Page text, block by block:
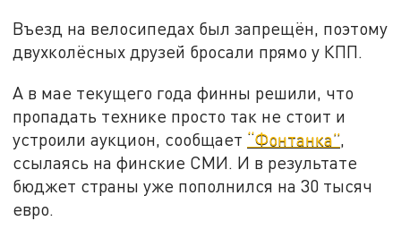
Въезд на велосипедах был запрещён, поэтому
двухколёсных друзей бросали прямо у КПП.
А в мае текущего года финны решили, что
пропадать технике просто так не стоит и
устроили аукцион, сообщает “Фонтанка”,
ссылаясь на финские СМИ. И в результате
бюджет страны уже пополнился на 30 тысяч
евро.